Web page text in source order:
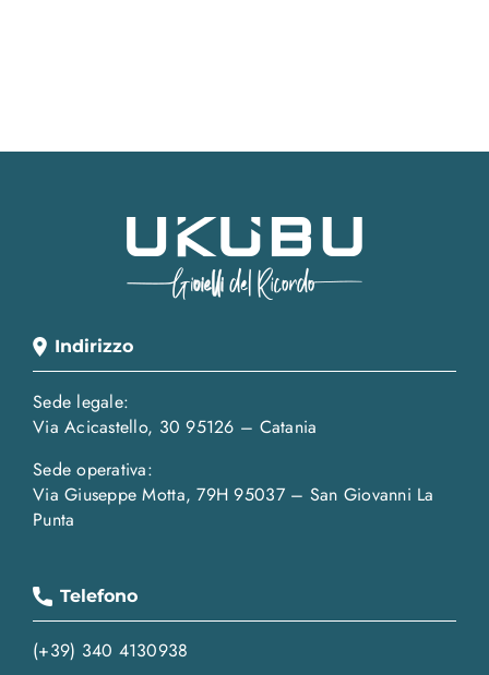
Indirizzo
Sede legale:
Via Acicastello, 30 95126 – Catania
Sede operativa:
Via Giuseppe Motta, 79H 95037 – San Giovanni La
Punta
Telefono
(+39) 340 4130938